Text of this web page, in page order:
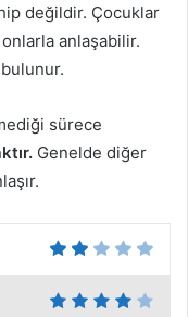
değildir. Çocuklar
onlarla anlaşabilir.
sürece
Genelde diğer